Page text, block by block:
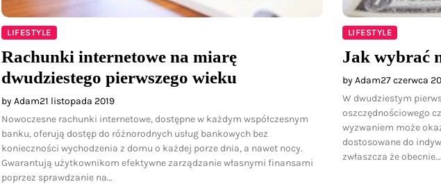
LIFESTYLE
Rachunki internetowe na miarę
dwudziestego pierwszego wieku
by Adam21 listopada 2019
Nowoczesne rachunki internetowe, dostępne w każdym współczesnym
banku, oferują dostęp do różnorodnych usług bankowych bez
konieczności wychodzenia z domu o każdej porze dnia, a nawet nocy.
Gwarantują użytkownikom efektywne zarządzanie własnymi finansami
poprzez sprawdzanie na…
LIFESTYLE
Jak wybrać
by Adam27 czerwca
W dwudziestym
oszczędnościowego
wyzwaniem może
dostosowane do
zwłaszcza że obecnie…